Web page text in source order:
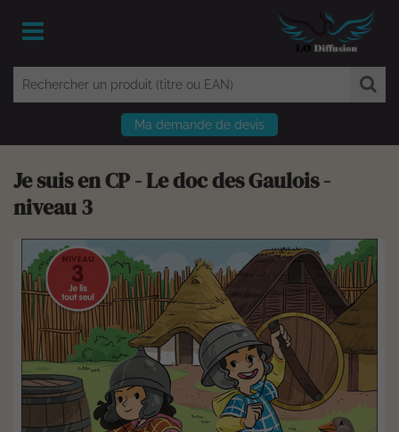
Ma demande de devis
Je suis en CP - Le doc des Gaulois -
niveau 3